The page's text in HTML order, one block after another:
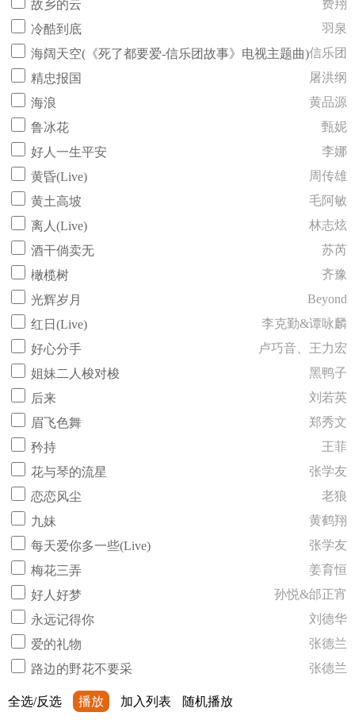
故乡的云
费翔
冷酷到底
羽泉
海阔天空(《死了都要爱-信乐团故事》电视主题曲)信乐团
精忠报国
屠洪纲
海浪
黄品源
鲁冰花
甄妮
好人一生平安
李娜
黄昏(Live)
周传雄
黄土高坡
毛阿敏
离人(Live)
林志炫
酒干倘卖无
苏芮
橄榄树
齐豫
光辉岁月
Beyond
红日(Live)
李克勤&谭咏麟
好心分手
卢巧音、王力宏
姐妹二人梭对梭
黑鸭子
后来
刘若英
眉飞色舞
郑秀文
矜持
王菲
花与琴的流星
张学友
恋恋风尘
老狼
九妹
黄鹤翔
每天爱你多一些(Live)
张学友
梅花三弄
姜育恒
好人好梦
孙悦&邰正宵
永远记得你
刘德华
爱的礼物
张德兰
路边的野花不要采
张德兰
全选/反选 播放 加入列表 随机播放